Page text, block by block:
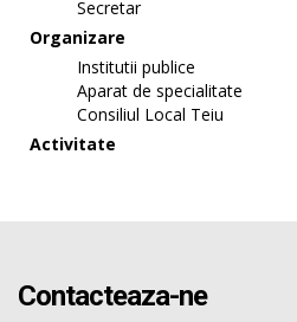
Secretar
Organizare
Institutii publice
Aparat de specialitate
Consiliul Local Teiu
Activitate
Contacteaza-ne